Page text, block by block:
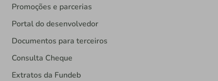
Promoções e parcerias
Portal do desenvolvedor
Documentos para terceiros
Consulta Cheque
Extratos da Fundeb